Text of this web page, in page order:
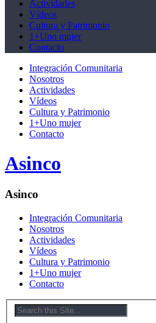
Actividades
Vídeos
Cultura y Patrimonio
1+Uno mujer
Contacto
Integración Comunitaria
Nosotros
Actividades
Vídeos
Cultura y Patrimonio
1+Uno mujer
Contacto
Asinco
Asinco
Integración Comunitaria
Nosotros
Actividades
Vídeos
Cultura y Patrimonio
1+Uno mujer
Contacto